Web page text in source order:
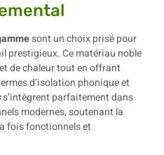
sont un choix prisé pour
prestigieux. Ce matériau noble
de chaleur tout en offrant
d’isolation phonique et
s’intègrent parfaitement dans
modernes, soutenant la
fois fonctionnels et